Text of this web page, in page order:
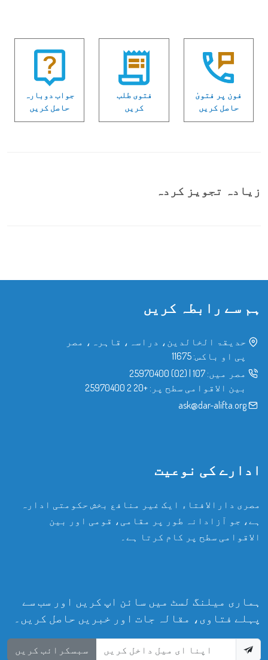
فون پر فتویٰ
حاصل کریں
فتوی طلب
کریں
جواب دوبارہ
حاصل کریں
زیادہ تجویز کردہ
ہم سے رابطہ کریں
حدیقۃ الخالدین، دراسہ، قاہرہ، مصر
پی او باکس: 11675
مصر میں: 107
|
(02) 25970400
بین الاقوامی سطح پر: +20 2 25970400
ask@dar-alifta.org
ادارے کی نوعیت
مصری دارالافتاء ایک غیر منافع بخش حکومتی ادارہ
ہے، جو آزادانہ طور پر مقامی، قومی اور بین
الاقوامی سطح پر کام کرتا ہے۔
ہماری میلنگ لسٹ میں سائن اپ کریں اور سب سے
پہلے فتاوی، مقالہ جات اور خبریں حاصل کریں۔
سبسکرائب کریں